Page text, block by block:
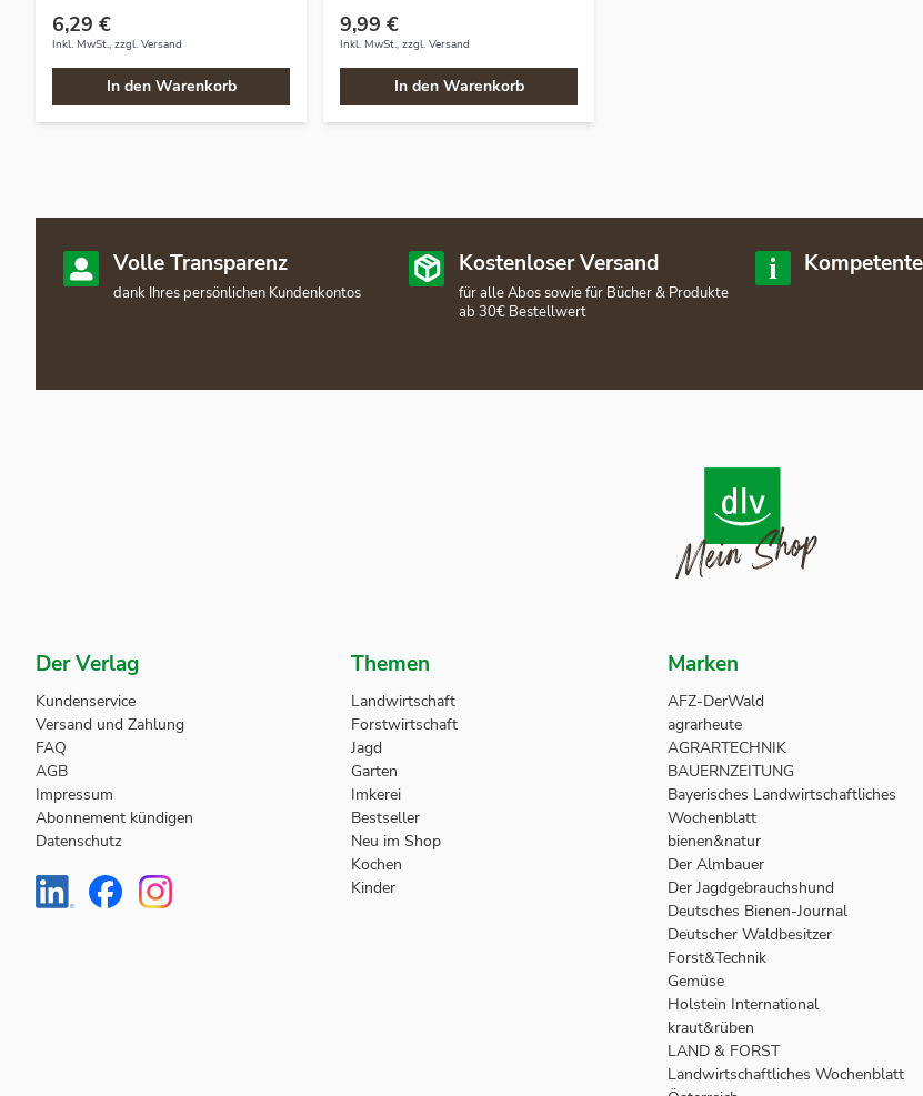
6,29 €
Inkl. MwSt., zzgl. Versand
In den Warenkorb
9,99 €
Inkl. MwSt., zzgl. Versand
In den Warenkorb
Volle Transparenz
dank Ihres persönlichen Kundenkontos
Kostenloser Versand
für alle Abos sowie für Bücher & Produkte
ab 30€ Bestellwert
Der Verlag
Kundenservice
Versand und Zahlung
FAQ
AGB
Impressum
Abonnement kündigen
Datenschutz
Themen
Landwirtschaft
Forstwirtschaft
Jagd
Garten
Imkerei
Bestseller
Neu im Shop
Kochen
Kinder
Marken
AFZ-DerWald
agrarheute
AGRARTECHNIK
BAUERNZEITUNG
Bayerisches Landwirtschaftliches
Wochenblatt
bienen&natur
Der Almbauer
Der Jagdgebrauchshund
Deutsches Bienen-Journal
Deutscher Waldbesitzer
Forst&Technik
Gemüse
Holstein International
kraut&rüben
LAND & FORST
Landwirtschaftliches Wochenblatt